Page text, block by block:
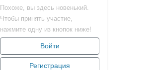
Похоже, вы здесь новенький.
Чтобы принять участие,
нажмите одну из кнопок ниже!
Войти
Регистрация